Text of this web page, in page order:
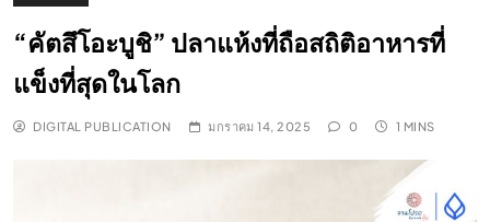
“คัตสึโอะบูชิ” ปลาแห้งที่ถือสถิติอาหารที่
แข็งที่สุดในโลก
DIGITAL PUBLICATION มกราคม 14, 2025 0 1 MINS